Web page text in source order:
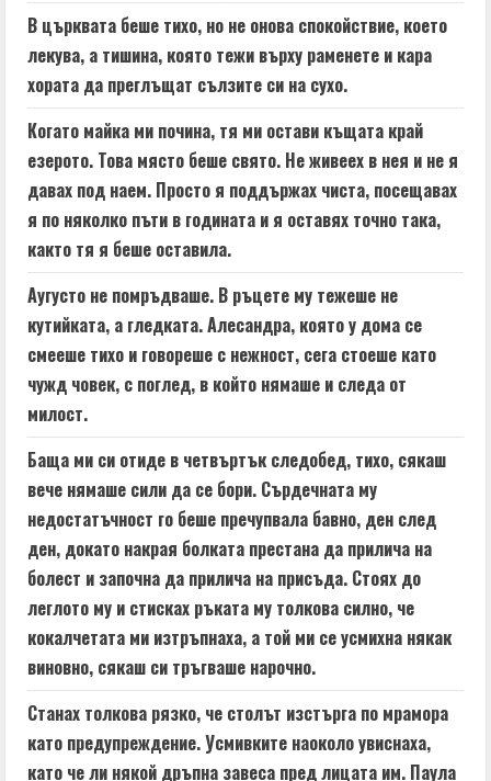
В църквата беше тихо, но не онова спокойствие, което
лекува, а тишина, която тежи върху раменете и кара
хората да преглъщат сълзите си на сухо.
Когато майка ми почина, тя ми остави къщата край
езерото. Това място беше свято. Не живеех в нея и не я
давах под наем. Просто я поддържах чиста, посещавах
я по няколко пъти в годината и я оставях точно така,
както тя я беше оставила.
Аугусто не помръдваше. В ръцете му тежеше не
кутийката, а гледката. Алесандра, която у дома се
смееше тихо и говореше с нежност, сега стоеше като
чужд човек, с поглед, в който нямаше и следа от
милост.
Баща ми си отиде в четвъртък следобед, тихо, сякаш
вече нямаше сили да се бори. Сърдечната му
недостатъчност го беше пречупвала бавно, ден след
ден, докато накрая болката престана да прилича на
болест и започна да прилича на присъда. Стоях до
леглото му и стисках ръката му толкова силно, че
кокалчетата ми изтръпнаха, а той ми се усмихна някак
виновно, сякаш си тръгваше нарочно.
Станах толкова рязко, че столът изстърга по мрамора
като предупреждение. Усмивките наоколо увиснаха,
като че ли някой дръпна завеса пред лицата им. Паула